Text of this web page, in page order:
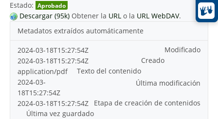
Estado: Aprobado
Descargar (95k) Obtener la URL o la URL WebDAV.
Metadatos extraídos automáticamente
Modificado
2024-03-18T15:27:54Z
Creado
2024-03-18T15:27:54Z
Texto del contenido
application/pdf
Última modificación
2024-03-
18T15:27:54Z
Etapa de creación de contenidos
2024-03-18T15:27:54Z
Última vez guardado